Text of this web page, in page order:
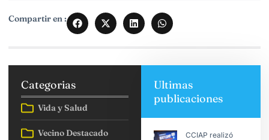
Compartir en :
Categorias
Vida y Salud
Vecino Destacado
Ultimas
publicaciones
CCIAP realizó